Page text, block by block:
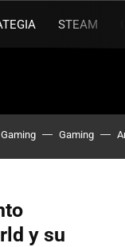
STEAM
Gaming Gaming
y su